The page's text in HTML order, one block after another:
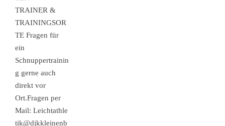
TRAINER &
TRAININGSOR
TE Fragen für
ein
Schnuppertrainin
g gerne auch
direkt vor
Ort.Fragen per
Mail: Leichtathle
tik@djkkleinenb